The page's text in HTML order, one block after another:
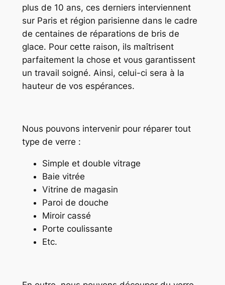
plus de 10 ans, ces derniers interviennent
sur Paris et région parisienne dans le cadre
de centaines de réparations de bris de
glace. Pour cette raison, ils maîtrisent
parfaitement la chose et vous garantissent
un travail soigné. Ainsi, celui-ci sera à la
hauteur de vos espérances.
Nous pouvons intervenir pour réparer tout
type de verre :
Simple et double vitrage
Baie vitrée
Vitrine de magasin
Paroi de douche
Miroir cassé
Porte coulissante
Etc.